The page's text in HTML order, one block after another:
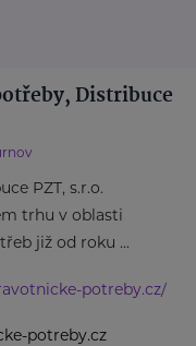
Distribuce
PZT, s.r.o.
trhu v oblasti
již od roku ...
potreby.cz/
potreby.cz